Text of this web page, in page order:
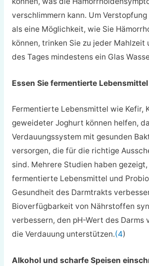
verschlimmern kann. Um
als eine Möglichkeit, wie Sie
können, trinken Sie zu jeder Mahlzeit
des Tages mindestens ein Glas
Essen Sie fermentierte Lebensmittel
Fermentierte Lebensmittel wie Kefir,
geweideter Joghurt können helfen,
Verdauungssystem mit gesunden
versorgen, die für die richtige
sind. Mehrere Studien haben
fermentierte Lebensmittel und
Gesundheit des Darmtrakts
Bioverfügbarkeit von Nährstoffen
verbessern, den pH-Wert des Darms
die Verdauung unterstützen.(4)
Alkohol und scharfe Speisen